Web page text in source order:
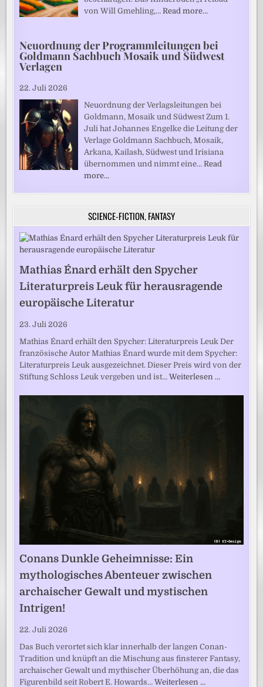
von Will Gmehling,…Read more…
Neuordnung der Programmleitungen bei
Goldmann Sachbuch Mosaik und Südwest
Verlagen
22. Juli 2026
Neuordnung der Verlagsleitungen bei
Goldmann, Mosaik und Südwest Zum 1.
Juli hat Johannes Engelke die Leitung der
Verlage Goldmann Sachbuch, Mosaik,
Arkana, Kailash, Südwest und Irisiana
übernommen und nimmt eine…Read
more…
SCIENCE-FICTION, FANTASY
Mathias Énard erhält den Spycher
Literaturpreis Leuk für herausragende
europäische Literatur
23. Juli 2026
Mathias Énard erhält den Spycher: Literaturpreis Leuk Der
französische Autor Mathias Énard wurde mit dem Spycher:
Literaturpreis Leuk ausgezeichnet. Dieser Preis wird von der
Stiftung Schloss Leuk vergeben und ist…Weiterlesen …
Conans Dunkle Geheimnisse: Ein
mythologisches Abenteuer zwischen
archaischer Gewalt und mystischen
Intrigen!
22. Juli 2026
Das Buch verortet sich klar innerhalb der langen Conan-
Tradition und knüpft an die Mischung aus finsterer Fantasy,
archaischer Gewalt und mythischer Überhöhung an, die das
Figurenbild seit Robert E. Howards…Weiterlesen …